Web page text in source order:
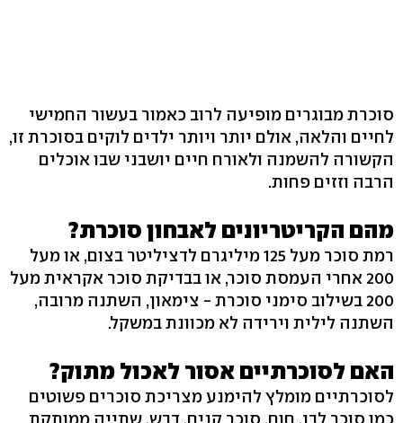
סוכרת מבוגרים מופיעה לרוב כאמור בעשור החמישי
לחיים והלאה, אולם יותר ויותר ילדים לוקים בסוכרת זו,
הקשורה להשמנה ולאורח חיים יושבני שבו אוכלים
הרבה וזזים פחות.
מהם הקריטריונים לאבחון סוכרת?
רמת סוכר מעל 125 מיליגרם לדציליטר בצום, או מעל
200 אחרי העמסת סוכר, או בבדיקת סוכר אקראית מעל
200 בשילוב סימני סוכרת - צימאון, השתנה מרובה,
השתנה לילית וירידה לא מכוונת במשקל.
האם לסוכרתיים אסור לאכול מתוק?
לסוכרתיים מומלץ להימנע מצריכת סוכרים פשוטים
כמו סוכר לבן, חום, סוכר קנים, דבש, שתייה ממותקת